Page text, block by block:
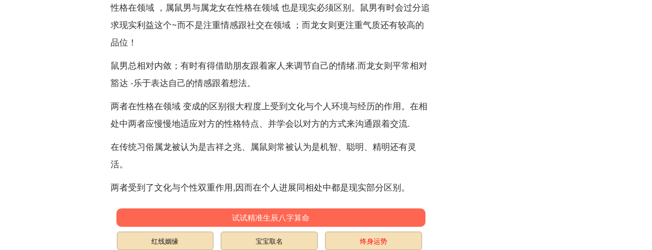
性格在领域 ，属鼠男与属龙女在性格在领域 也是现实必须区别。鼠男有时会过分追
求现实利益这个~而不是注重情感跟社交在领域 ；而龙女则更注重气质还有较高的
品位！
鼠男总相对内敛；有时有得借助朋友跟着家人来调节自己的情绪.而龙女则平常相对
豁达 -乐于表达自己的情感跟着想法。
两者在性格在领域 变成的区别很大程度上受到文化与个人环境与经历的作用。在相
处中两者应慢慢地适应对方的性格特点、并学会以对方的方式来沟通跟着交流.
在传统习俗属龙被认为是吉祥之兆、属鼠则常被认为是机智、聪明、精明还有灵
活。
两者受到了文化与个性双重作用,因而在个人进展同相处中都是现实部分区别。
试试精准生辰八字算命
红线姻缘 宝宝取名 终身运势